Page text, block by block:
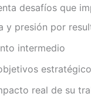
desafíos que
y presión por
intermedio
real de su